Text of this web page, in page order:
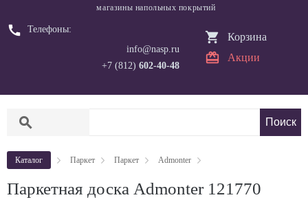
магазины напольных покрытий
call
Телефоны:
info@nasp.ru
+7 (812) 602-40-48
Корзина
Акции
search
Каталог Паркет Паркет Admonter
Паркетная доска Admonter 121770